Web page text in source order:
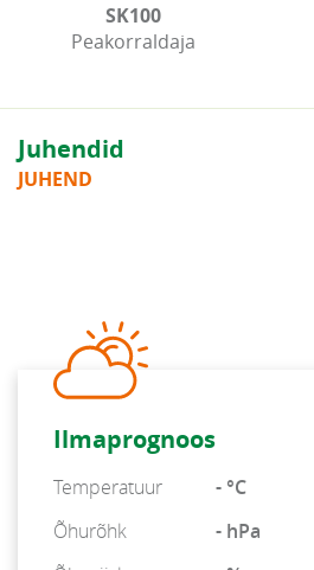
SK100
Peakorraldaja
Juhendid
JUHEND
Ilmaprognoos
Temperatuur
- °C
Õhurõhk
- hPa